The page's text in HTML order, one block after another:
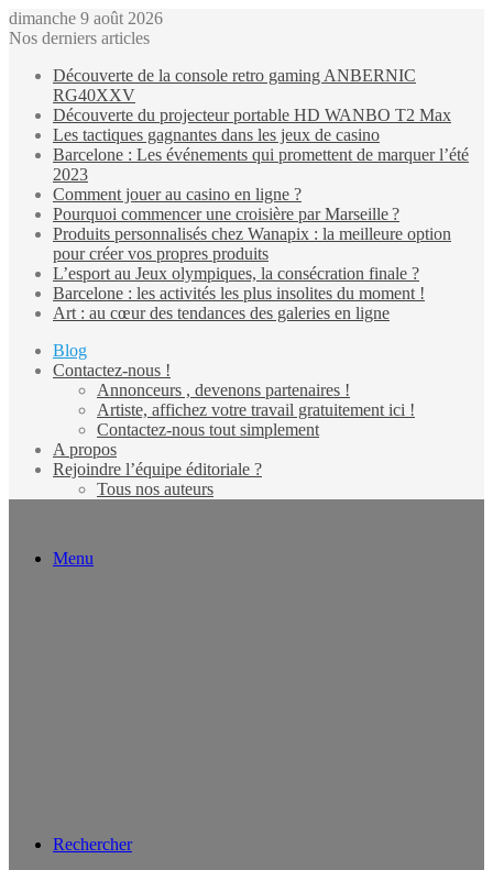
dimanche 9 août 2026
Nos derniers articles
Découverte de la console retro gaming ANBERNIC
RG40XXV
Découverte du projecteur portable HD WANBO T2 Max
Les tactiques gagnantes dans les jeux de casino
Barcelone : Les événements qui promettent de marquer l’été
2023
Comment jouer au casino en ligne ?
Pourquoi commencer une croisière par Marseille ?
Produits personnalisés chez Wanapix : la meilleure option
pour créer vos propres produits
L’esport au Jeux olympiques, la consécration finale ?
Barcelone : les activités les plus insolites du moment !
Art : au cœur des tendances des galeries en ligne
Blog
Contactez-nous !
Annonceurs , devenons partenaires !
Artiste, affichez votre travail gratuitement ici !
Contactez-nous tout simplement
A propos
Rejoindre l’équipe éditoriale ?
Tous nos auteurs
Menu
Rechercher